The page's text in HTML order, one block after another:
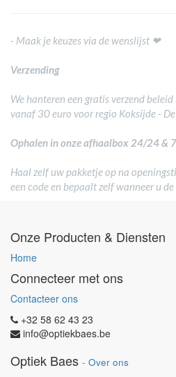
- Maak je keuzes via de wenslijst ❤
Verzending
We hanteren een gratis verzend
vanaf 30 euro voor regio Koksijde -
Ophalen in onze afhaalbox 24/24 &
Haal zelf uw pakketje op na
een code en bepaalt zelf wanneer u
Onze Producten & Diensten
Home
Connecteer met ons
Contacteer ons
+32 58 62 43 23
info@optiekbaes.be
Optiek Baes - Over ons